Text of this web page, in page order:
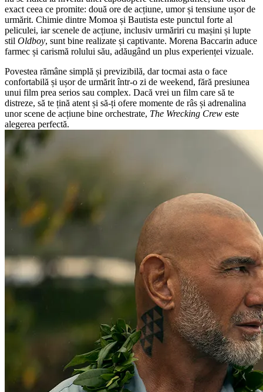
exact ceea ce promite: două ore de acțiune, umor și tensiune ușor de
urmărit. Chimie dintre Momoa și Bautista este punctul forte al
peliculei, iar scenele de acțiune, inclusiv urmăriri cu mașini și lupte
stil Oldboy, sunt bine realizate și captivante. Morena Baccarin aduce
farmec și carismă rolului său, adăugând un plus experienței vizuale.
Povestea rămâne simplă și previzibilă, dar tocmai asta o face
confortabilă și ușor de urmărit într-o zi de weekend, fără presiunea
unui film prea serios sau complex. Dacă vrei un film care să te
distreze, să te țină atent și să-ți ofere momente de râs și adrenalina
unor scene de acțiune bine orchestrate, The Wrecking Crew este
alegerea perfectă.